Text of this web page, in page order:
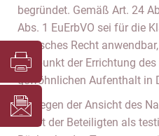
begründet. Gemäß Art. 24
Abs. 1 EuErbVO sei für die
deutsches Recht
Zeitpunkt der Errichtung
gewöhnlichen Aufenthalt in
Entgegen der Ansicht des
Recht der Beteiligten als